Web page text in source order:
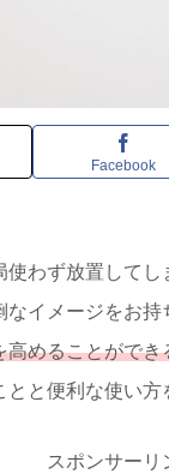
Facebook
わず放置して
イメージをお持
高めることができ
と便利な使い方
スポンサーリ